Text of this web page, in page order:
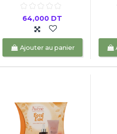
64,000 DT
Ajouter au panier